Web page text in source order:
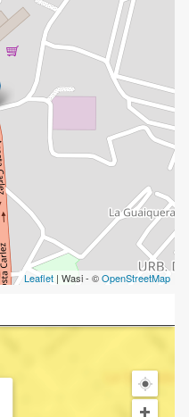
Leaflet | Wasi - ©OpenStreetMap